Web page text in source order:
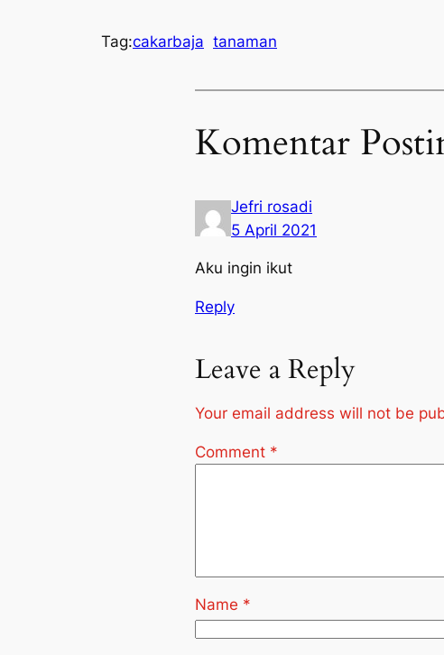
Tag:cakarbaja tanaman
Komentar
Jefri rosadi
5 April 2021
Aku ingin ikut
Reply
Leave a Reply
Your email address will not be
Comment *
Name *